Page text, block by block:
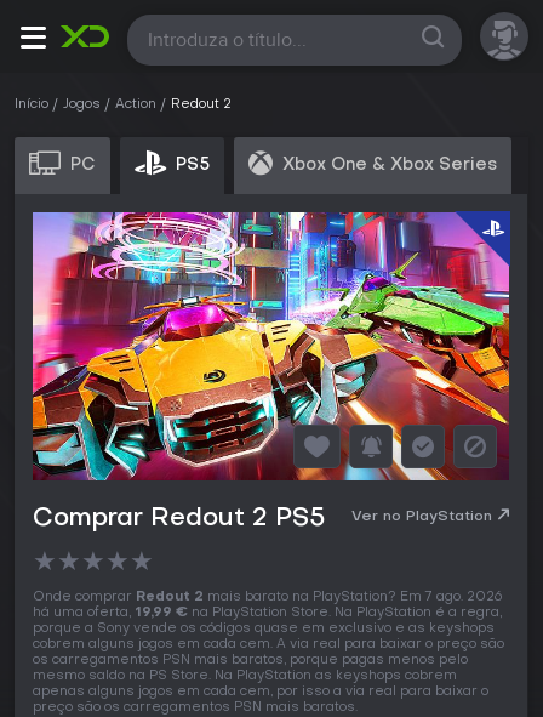
Todas
Início Jogos Action Redout 2
PC PS5 Xbox One & Xbox Series
Comprar Redout 2 PS5 Ver no PlayStation
★★★★★
Onde comprar Redout 2 mais barato na PlayStation? Em 7 ago. 2026
há uma oferta, 19,99 € na PlayStation Store. Na PlayStation é a regra,
porque a Sony vende os códigos quase em exclusivo e as keyshops
cobrem alguns jogos em cada cem. A via real para baixar o preço são
os carregamentos PSN mais baratos, porque pagas menos pelo
mesmo saldo na PS Store. Na PlayStation as keyshops cobrem
apenas alguns jogos em cada cem, por isso a via real para baixar o
preço são os carregamentos PSN mais baratos.